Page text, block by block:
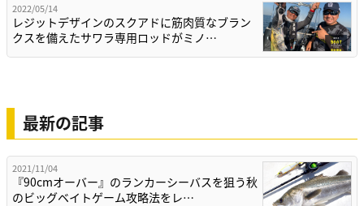
2022/05/14
レジットデザインのスクアドに筋肉質なブラン
クスを備えたサワラ専用ロッドがミノ…
最新の記事
2021/11/04
『90cmオーバー』のランカーシーバスを狙う秋
のビッグベイトゲーム攻略法をレ…